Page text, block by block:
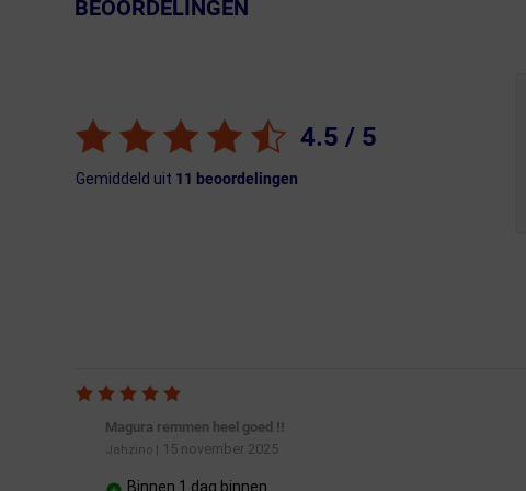
← Terug naar productnavigatie
BEOORDELINGEN
4.5 / 5
Gemiddeld uit 11 beoordelingen
Magura remmen heel goed !!
Jahzino| 15 november 2025
Binnen 1 dag binnen